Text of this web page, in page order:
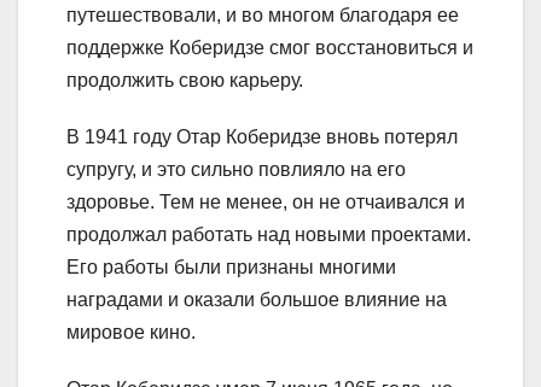
путешествовали, и во многом благодаря ее
поддержке Коберидзе смог восстановиться и
продолжить свою карьеру.
В 1941 году Отар Коберидзе вновь потерял
супругу, и это сильно повлияло на его
здоровье. Тем не менее, он не отчаивался и
продолжал работать над новыми проектами.
Его работы были признаны многими
наградами и оказали большое влияние на
мировое кино.